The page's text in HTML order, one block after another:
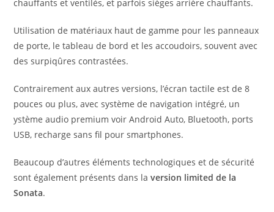
chauffants et ventilés, et parfois sièges arrière chauffants.
Utilisation de matériaux haut de gamme pour les panneaux
de porte, le tableau de bord et les accoudoirs, souvent avec
des surpiqûres contrastées.
Contrairement aux autres versions, l’écran tactile est de 8
pouces ou plus, avec système de navigation intégré, un
ystème audio premium voir Android Auto, Bluetooth, ports
USB, recharge sans fil pour smartphones.
Beaucoup d’autres éléments technologiques et de sécurité
sont également présents dans laversion limited de la
Sonata.